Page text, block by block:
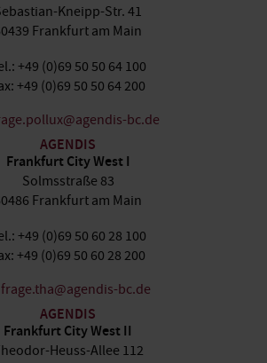
Kneipp-Str. 41
Frankfurt am Main
+49 (0)69 50 50 64 100
+49 (0)69 50 50 64 200
bc.de
AGENDIS
Frankfurt City West I
Solmsstraße 83
Frankfurt am Main
+49 (0)69 50 60 28 100
+49 (0)69 50 60 28 200
bc.de
AGENDIS
Frankfurt City West II
Heuss-Allee 112